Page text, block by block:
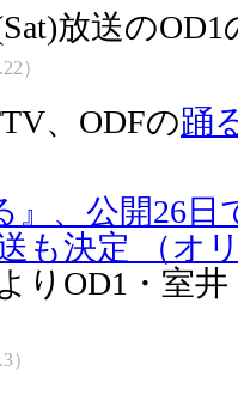
放送の
）
、ODFの踊
』、公開26
も決定 （オ
りOD1・室
）